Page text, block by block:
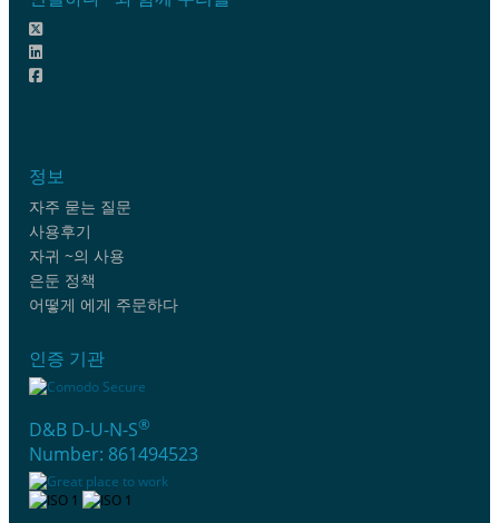
정보
자주 묻는 질문
사용후기
자귀 ~의 사용
은둔 정책
어떻게 에게 주문하다
인증 기관
D&B D-U-N-S®
Number: 861494523